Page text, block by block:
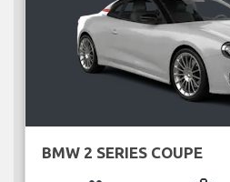
BMW 2 SERIES COUPE